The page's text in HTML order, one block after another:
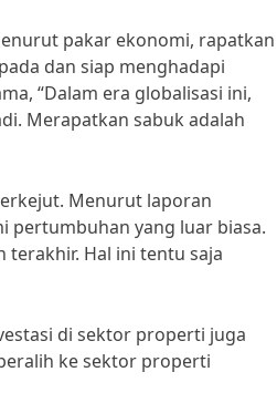
pakar ekonomi, rapatkan
dan siap menghadapi
“Dalam era globalisasi ini,
Merapatkan sabuk adalah
Menurut laporan
pertumbuhan yang luar biasa.
terakhir. Hal ini tentu saja
di sektor properti juga
ke sektor properti